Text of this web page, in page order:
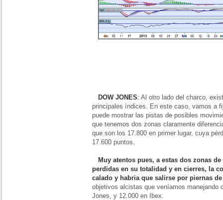
DOW JONES: Al otro lado del charco,
principales índices. En este caso, vamos a
puede mostrar las pistas de posibles
que tenemos dos zonas claramente
que son los 17.800 en primer lugar, cuya
17.600 puntos.
Muy atentos pues, a estas dos zonas
perdidas en su totalidad y en cierres, la
calado y habria que salirse por piernas
objetivos alcistas que veníamos manejando
Jones, y 12.000 en Ibex.